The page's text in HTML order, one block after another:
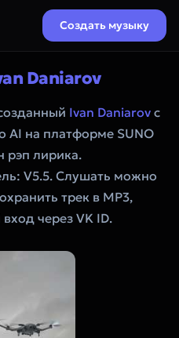
Создать музыку
Daniarov
Ivan Daniarov с
на платформе SUNO
рэп лирика.
V5.5. Слушать можно
трек в MP3,
через VK ID.